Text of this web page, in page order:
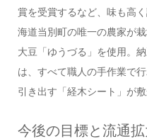
賞を受賞するなど、味も高
海道当別町の唯一の農家が
大豆「ゆうづる」を使用。
は、すべて職人の手作業で
引き出す「経木シート」が敷
今後の目標と流通拡